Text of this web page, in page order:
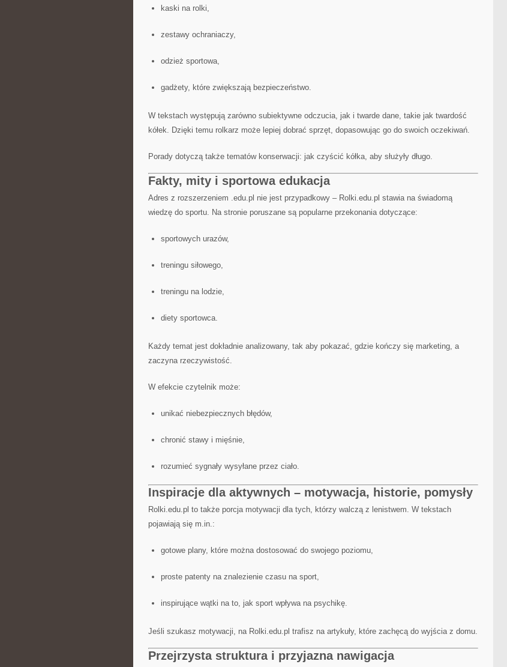
kaski na rolki,
zestawy ochraniaczy,
odzież sportowa,
gadżety, które zwiększają bezpieczeństwo.
W tekstach występują zarówno subiektywne odczucia, jak i twarde dane, takie jak twardość
kółek. Dzięki temu rolkarz może lepiej dobrać sprzęt, dopasowując go do swoich oczekiwań.
Porady dotyczą także tematów konserwacji: jak czyścić kółka, aby służyły długo.
Fakty, mity i sportowa edukacja
Adres z rozszerzeniem .edu.pl nie jest przypadkowy – Rolki.edu.pl stawia na świadomą
wiedzę do sportu. Na stronie poruszane są popularne przekonania dotyczące:
sportowych urazów,
treningu siłowego,
treningu na lodzie,
diety sportowca.
Każdy temat jest dokładnie analizowany, tak aby pokazać, gdzie kończy się marketing, a
zaczyna rzeczywistość.
W efekcie czytelnik może:
unikać niebezpiecznych błędów,
chronić stawy i mięśnie,
rozumieć sygnały wysyłane przez ciało.
Inspiracje dla aktywnych – motywacja, historie, pomysły
Rolki.edu.pl to także porcja motywacji dla tych, którzy walczą z lenistwem. W tekstach
pojawiają się m.in.:
gotowe plany, które można dostosować do swojego poziomu,
proste patenty na znalezienie czasu na sport,
inspirujące wątki na to, jak sport wpływa na psychikę.
Jeśli szukasz motywacji, na Rolki.edu.pl trafisz na artykuły, które zachęcą do wyjścia z domu.
Przejrzysta struktura i przyjazna nawigacja